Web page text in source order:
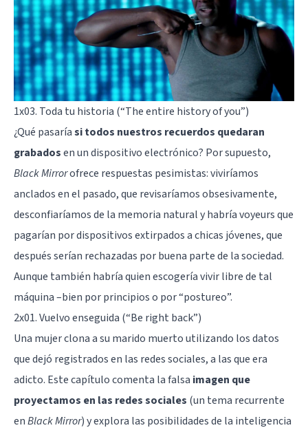
1x03. Toda tu historia (“The entire history of you”)
¿Qué pasaríasi todos nuestros recuerdos quedaran
grabadosen un dispositivo electrónico? Por supuesto,
Black Mirrorofrece respuestas pesimistas: viviríamos
anclados en el pasado, que revisaríamosobsesivamente,
desconfiaríamos de la memoria natural y habría voyeurs que
pagarían por dispositivos extirpados a chicas jóvenes, que
después serían rechazadas por buena parte de la sociedad.
Aunque también habría quien escogería vivir libre de tal
máquina –bien por principios o por “postureo”.
2x01. Vuelvo enseguida (“Be right back”)
Una mujer clona a su marido muerto utilizando los datos
que dejó registrados en las redes sociales, a las que era
adicto. Este capítulo comenta la falsa imagen que
proyectamos en las redessociales (un tema recurrente
enBlack Mirror) y explora las posibilidades de la inteligencia